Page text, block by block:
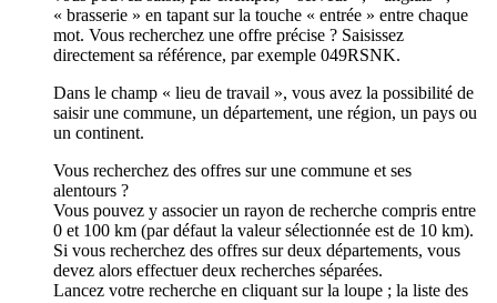
« brasserie » en tapant sur la touche « entrée » entre chaque
mot. Vous recherchez une offre précise ? Saisissez
directement sa référence, par exemple 049RSNK.
Dans le champ « lieu de travail », vous avez la possibilité de
saisir une commune, un département, une région, un pays ou
un continent.
Vous recherchez des offres sur une commune et ses
alentours ?
Vous pouvez y associer un rayon de recherche compris entre
0 et 100 km (par défaut la valeur sélectionnée est de 10 km).
Si vous recherchez des offres sur deux départements, vous
devez alors effectuer deux recherches séparées.
Lancez votre recherche en cliquant sur la loupe ; la liste des